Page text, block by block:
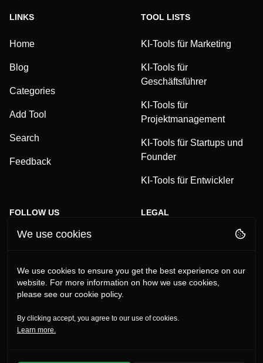
LINKS
Home
Blog
Categories
Add Tool
Search
Feedback
TOOL LISTS
KI-Tools für Marketing
KI-Tools für
Geschäftsführer
KI-Tools für
Projektmanagement
KI-Tools für Startups und
Founder
KI-Tools für Entwickler
FOLLOW US
TikTok
YouTube
LEGAL
Imprint
We use cookies
We use cookies to ensure you get the best experience on our
website. For more information on how we use cookies,
please see our cookie policy.
By clicking accept, you agree to our use of cookies.
Learn more.